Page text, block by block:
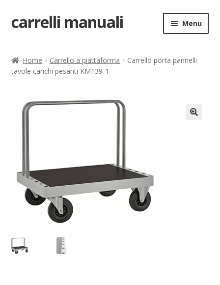
Vai
alla
Vai
al
carrelli manuali Menu
Carrello
Chi siamo
Contatti
costruttori
garanzia
Home Carrello a piattaforma
Carrello porta pannelli
tavole carichi pesanti KM139-1